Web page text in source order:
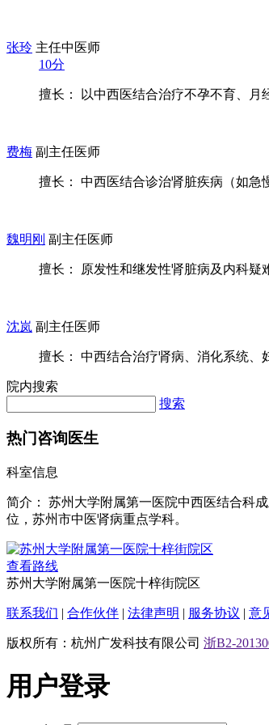
张玲 主任中医师
10分
擅长： 以中西医结合治疗不孕不育、月
费梅 副主任医师
擅长： 中西医结合诊治肾脏疾病（如急
魏明刚 副主任医师
擅长： 原发性和继发性肾脏病及内科疑
沈岚 副主任医师
擅长： 中西结合治疗肾病、消化系统、
院内搜索
搜索
热门咨询医生
科室信息
简介：
苏州大学附属第一医院中西医结合科
位，苏州市中医肾病重点学科。
查看路线
苏州大学附属第一医院十梓街院区
联系我们 | 合作伙伴 | 法律声明 | 服务协议 | 意
版权所有：杭州广发科技有限公司 浙B2-
用户登录